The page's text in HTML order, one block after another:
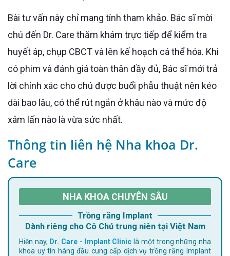
Bài tư vấn này chỉ mang tính tham khảo. Bác sĩ mời
chú đến Dr. Care thăm khám trực tiếp để kiểm tra
huyết áp, chụp CBCT và lên kế hoạch cá thể hóa. Khi
có phim và đánh giá toàn thân đầy đủ, Bác sĩ mới trả
lời chính xác cho chú được buổi phẫu thuật nên kéo
dài bao lâu, có thể rút ngắn ở khâu nào và mức độ
xâm lấn nào là vừa sức nhất.
Thông tin liên hệ Nha khoa Dr.
Care
NHA KHOA CHUYÊN SÂU
Trồng răng Implant
Dành riêng cho Cô Chú trung niên tại Việt Nam
Hiện nay, Dr. Care - Implant Clinic là một trong những nha
khoa uy tín hàng đầu cung cấp dịch vụ trồng răng Implant